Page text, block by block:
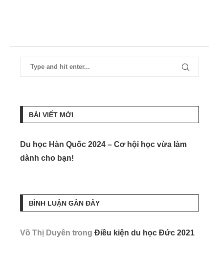
BÀI VIẾT MỚI
Du học Hàn Quốc 2024 – Cơ hội học vừa làm
dành cho bạn!
BÌNH LUẬN GẦN ĐÂY
Võ Thị Duyên trong Điều kiện du học Đức 2021